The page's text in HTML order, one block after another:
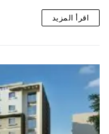
اقرأ المزيد